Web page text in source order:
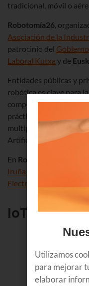
tradicional, móvil o
Robotomía26,
Asociación de la
patrocinio del
Laboral Kutxa y de
Entidades públicas y
robótica es clave para
competitividad de las
práctica diaria sus
multiplicado
Artificial y las mejoras
En Robotomía26
han
Iruña Tecnologías de
Electrolumen
IoT en
Utilizamos
para mejorar
elaborar